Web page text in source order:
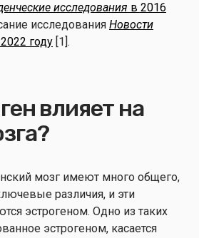
исследования в 2016
исследования Новости
году [1].
влияет на
мозг имеют много общего,
различия, и эти
эстрогеном. Одно из таких
эстрогеном, касается